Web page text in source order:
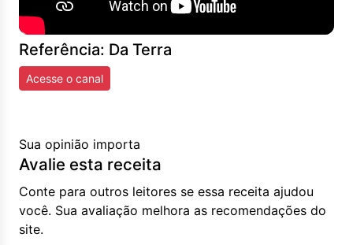
Referência: Da Terra
Acesse o canal
Sua opinião importa
Avalie esta receita
Conte para outros leitores se essa receita ajudou
você. Sua avaliação melhora as recomendações do
site.